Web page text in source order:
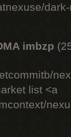
imbzp
list <a